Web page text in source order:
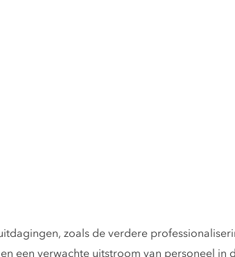
zoals de verdere
een verwachte uitstroom van personeel in